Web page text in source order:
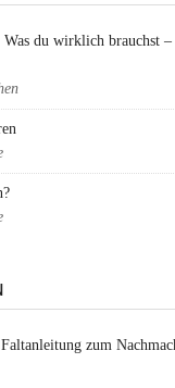
du wirklich brauchst
zum